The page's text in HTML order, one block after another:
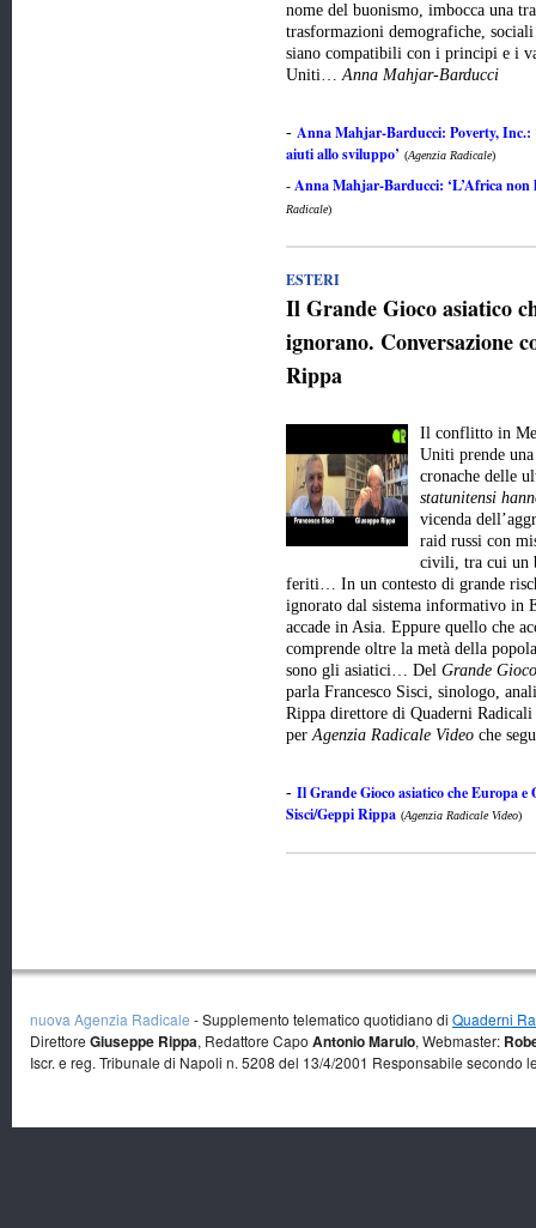
nome del buonismo, imbocca una
trasformazioni demografiche,
siano compatibili con i principi e i
Uniti…Anna Mahjar-Barducci
- Anna Mahjar-Barducci: Poverty, Inc.:
aiuti allo sviluppo’ (Agenzia Radicale)
- Anna Mahjar-Barducci: ‘L’Africa
Radicale)
ESTERI
Il Grande Gioco asiatico
ignorano. Conversazione
Rippa
Il conflitto in
Uniti prende
cronache delle
statunitensi
vicenda
raid russi con
civili, tra cui un
feriti… In un contesto di grande
ignorato dal sistema informativo in
accade in Asia. Eppure quello che
comprende oltre la metà della
sono gli asiatici… Del Grande
parla Francesco Sisci, sinologo,
Rippa direttore di Quaderni Radicali
perAgenzia Radicale Video che
- Il Grande Gioco asiatico che Europa e
Sisci/Geppi Rippa (Agenzia Radicale Video)
nuova Agenzia Radicale - Supplemento telematico quotidiano di Quaderni
Direttore Giuseppe Rippa, Redattore Capo Antonio Marulo, Webmaster:
Iscr. e reg. Tribunale di Napoli n. 5208 del 13/4/2001 Responsabile secondo